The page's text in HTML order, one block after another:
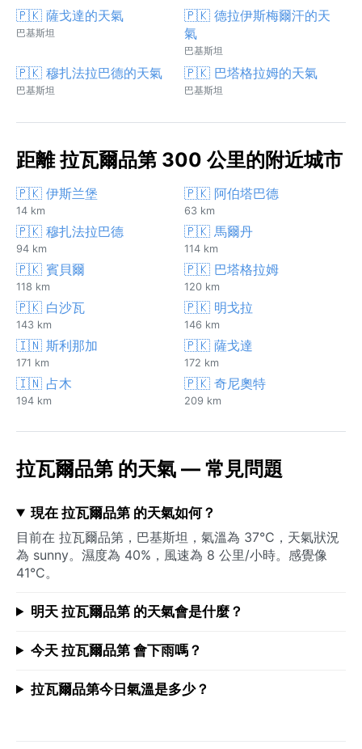
🇵🇰 薩戈達的天氣
巴基斯坦
🇵🇰 德拉伊斯梅爾汗的天
氣
巴基斯坦
🇵🇰 穆扎法拉巴德的天氣
巴基斯坦
🇵🇰 巴塔格拉姆的天氣
巴基斯坦
距離 拉瓦爾品第 300 公里的附近城市
🇵🇰 伊斯兰堡
14 km
🇵🇰 阿伯塔巴德
63 km
🇵🇰 穆扎法拉巴德
94 km
🇵🇰 馬爾丹
114 km
🇵🇰 賓貝爾
118 km
🇵🇰 巴塔格拉姆
120 km
🇵🇰 白沙瓦
143 km
🇵🇰 明戈拉
146 km
🇮🇳 斯利那加
171 km
🇵🇰 薩戈達
172 km
🇮🇳 占木
194 km
🇵🇰 奇尼奧特
209 km
拉瓦爾品第 的天氣 — 常見問題
現在 拉瓦爾品第 的天氣如何？
目前在 拉瓦爾品第，巴基斯坦，氣溫為 37°C，天氣狀況
為 sunny。濕度為 40%，風速為 8 公里/小時。感覺像
41°C。
明天 拉瓦爾品第 的天氣會是什麼？
今天 拉瓦爾品第 會下雨嗎？
拉瓦爾品第今日氣溫是多少？